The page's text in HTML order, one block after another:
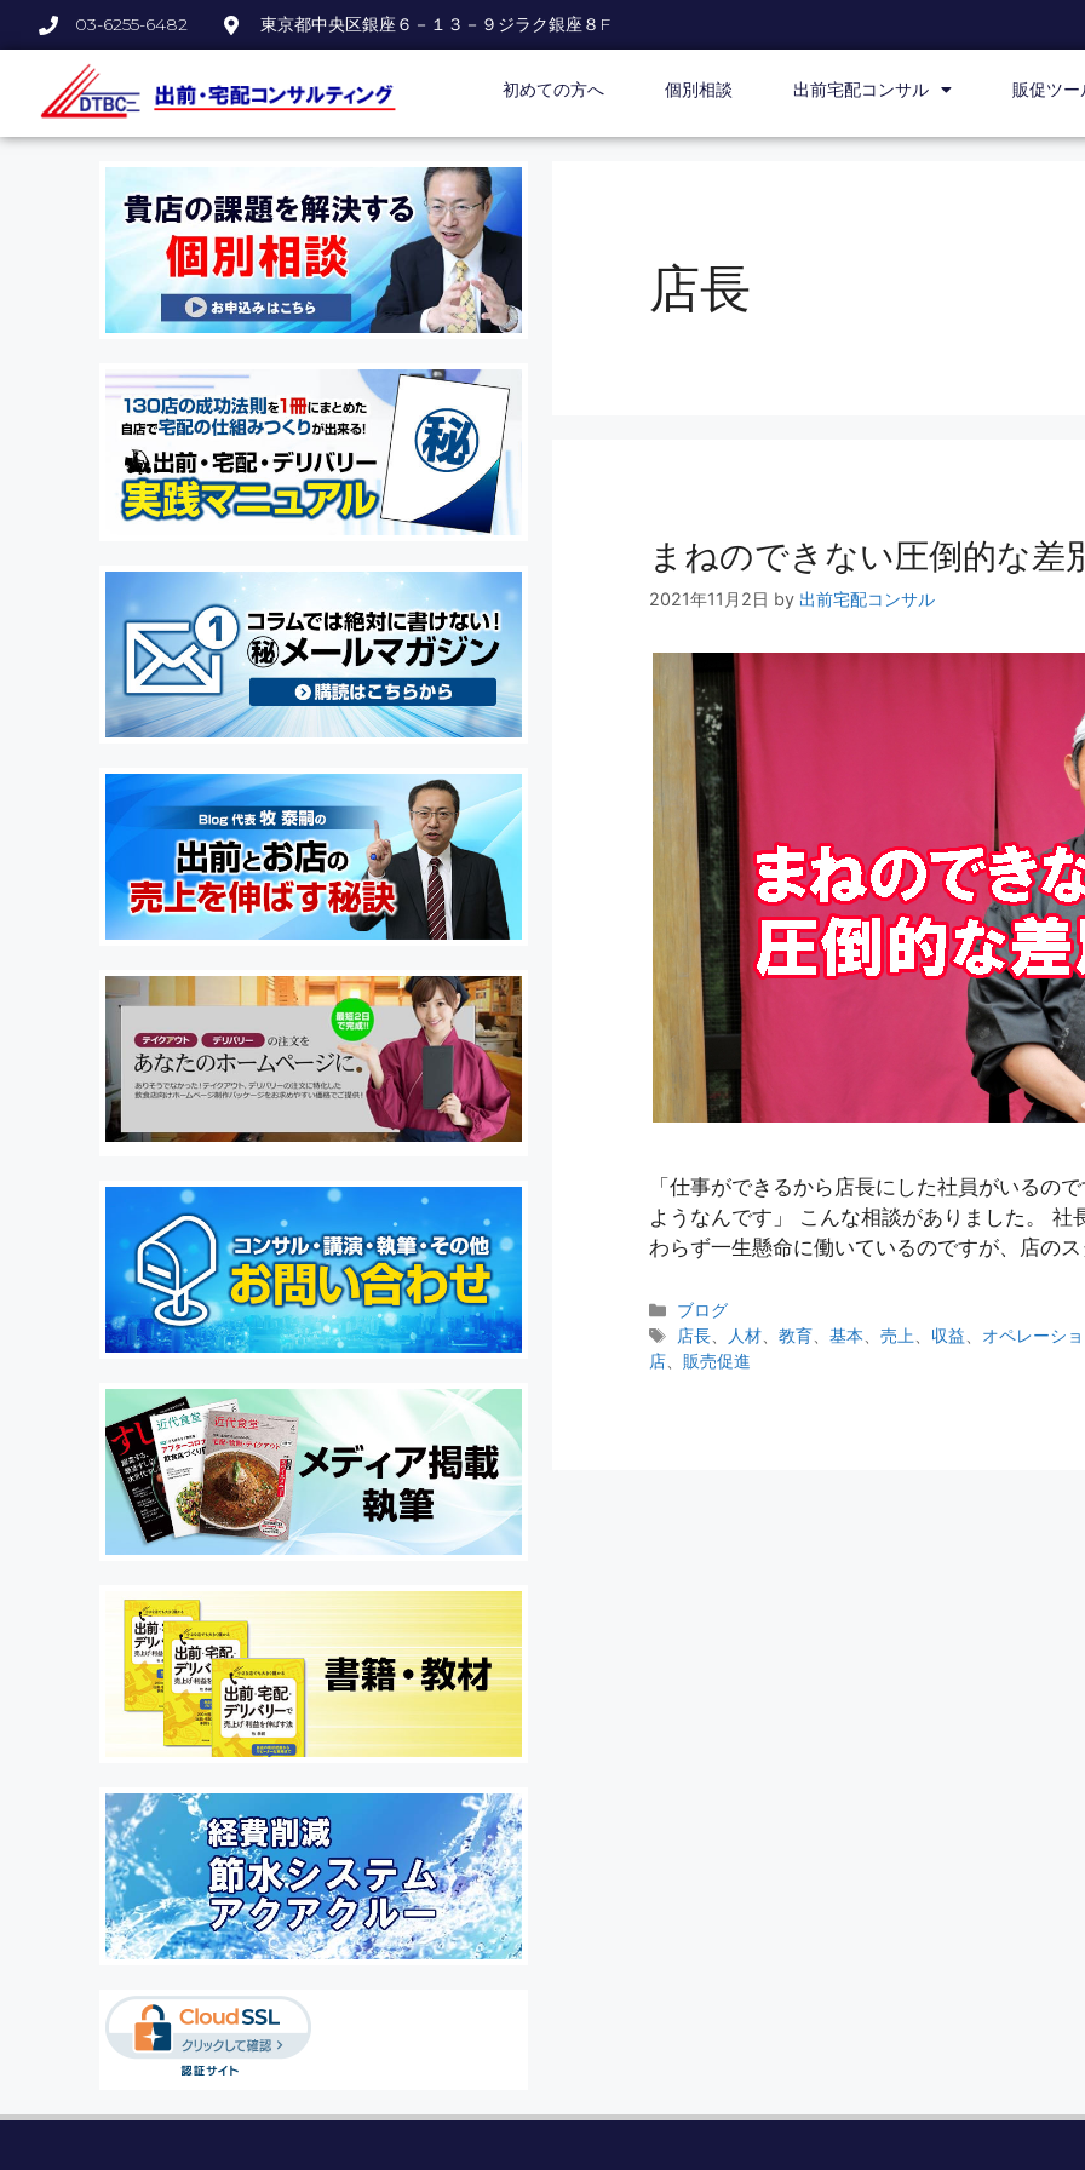
03-6255-6482 東京都中央区銀座６－１３－９ジラク銀座８F
初めての方へ 個別相談 出前宅配コンサル 販促ツー
店長
まねのできない圧倒的な差
2021年11月2日 by 出前宅配コンサル
「仕事ができるから店長にした社員がいるの
ようなんです」 こんな相談がありました。
わらず一生懸命に働いているのですが、店の
ブログ
店長、 人材、教育、基本、売上、 収益、 オペレーシ
店、 販売促進